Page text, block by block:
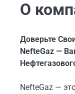
О
Доверьте
NefteGaz —
NefteGaz —